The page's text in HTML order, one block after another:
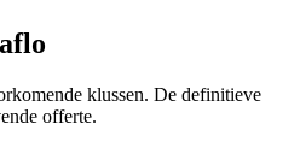
klussen. De definitieve
offerte.